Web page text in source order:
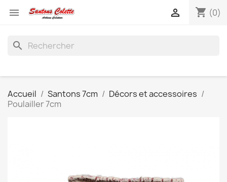
 shopping_cart (0)

search
Accueil Santons 7cm
Décors et accessoires
Poulailler 7cm